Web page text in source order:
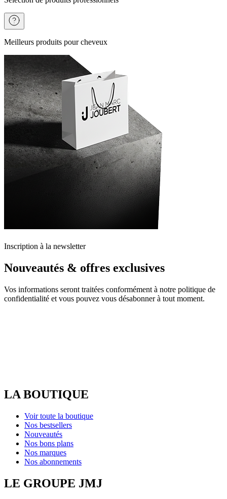
Meilleurs produits pour cheveux
Inscription à la newsletter
Nouveautés & offres exclusives
Vos informations seront traitées conformément à notre politique de
confidentialité et vous pouvez vous désabonner à tout moment.
LA BOUTIQUE
Voir toute la boutique
Nos bestsellers
Nouveautés
Nos bons plans
Nos marques
Nos abonnements
LE GROUPE JMJ